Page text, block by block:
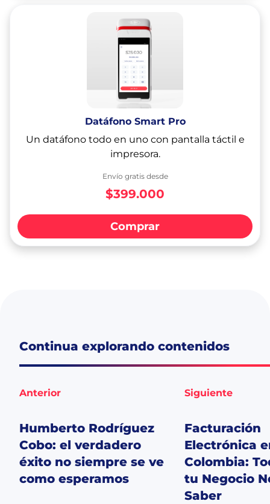
Datáfono Smart Pro
Un datáfono todo en uno con pantalla táctil e
impresora.
Envío gratis desde
$399.000
Comprar
Continua explorando contenidos
Anterior
Humberto Rodríguez
Cobo: el verdadero
éxito no siempre se ve
como esperamos
Siguiente
Facturación
Electrónica
Colombia:
tu Negocio
Saber